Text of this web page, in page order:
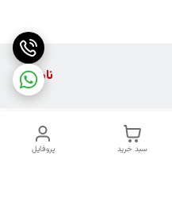
ناموجود
پروفایل سبد خرید